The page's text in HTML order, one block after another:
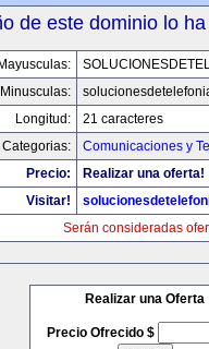
de este dominio lo
Mayusculas:
Minusculas:
Longitud:
21 caracteres
Categorias:
Comunicaciones y
Precio:
Realizar una oferta!
Visitar!
Serán consideradas
Realizar una Oferta
Precio Ofrecido $